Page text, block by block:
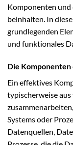
Komponenten und
beinhalten. In
grundlegenden
und funktionales
Die Komponenten
Ein effektives
typischerweise aus
Systems oder
Datenquellen,